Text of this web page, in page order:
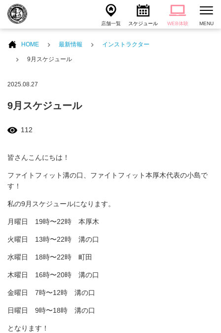
店舗一覧 スケジュール WEB体験 MENU
HOME 最新情報 インストラクター
9月スケジュール
2025.08.27
9月スケジュール
112
皆さんこんにちは！
ファイトフィット溝の口、ファイトフィット本厚木代表の小島で
す！
私の9月スケジュールになります。
月曜日 19時〜22時 本厚木
火曜日 13時〜22時 溝の口
水曜日 18時〜22時 町田
木曜日 16時〜20時 溝の口
金曜日 7時〜12時 溝の口
日曜日 9時〜18時 溝の口
となります！